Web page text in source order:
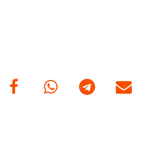
FacebookWhatsappTelegram Correo